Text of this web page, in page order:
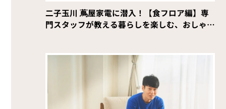
二子玉川 蔦屋家電に潜入！【食フロア編】専
門スタッフが教える暮らしを楽しむ、おしゃれ